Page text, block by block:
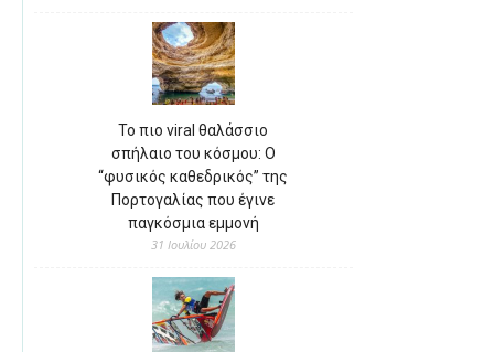
Το πιο viral θαλάσσιο
σπήλαιο του κόσμου: Ο
“φυσικός καθεδρικός” της
Πορτογαλίας που έγινε
παγκόσμια εμμονή
31 Ιουλίου 2026